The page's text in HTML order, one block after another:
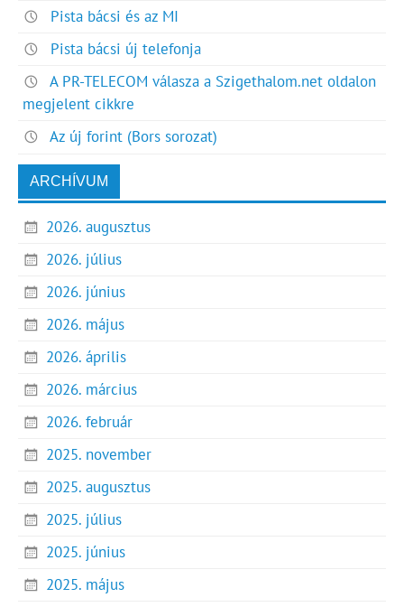
Pista bácsi és az MI
Pista bácsi új telefonja
A PR-TELECOM válasza a Szigethalom.net oldalon
megjelent cikkre
Az új forint (Bors sorozat)
ARCHÍVUM
2026. augusztus
2026. július
2026. június
2026. május
2026. április
2026. március
2026. február
2025. november
2025. augusztus
2025. július
2025. június
2025. május